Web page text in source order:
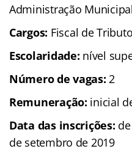
Administração
Cargos: Fiscal de
Escolaridade: nível
Número de vagas: 2
Remuneração: inicial
Data das inscrições:
de setembro de 2019